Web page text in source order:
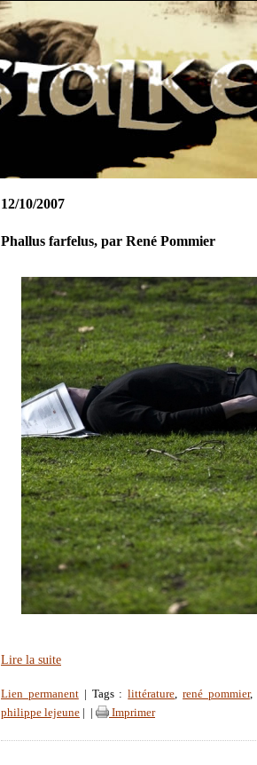
12/10/2007
Phallus farfelus, par René Pommier
Lire la suite
Lien permanent| Tags :littérature,rené pommier,
philippe lejeune
Imprimer